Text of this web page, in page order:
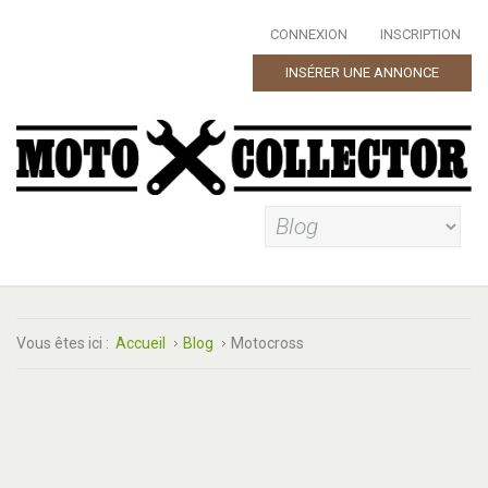
CONNEXION INSCRIPTION
INSÉRER UNE ANNONCE
Vous êtes ici : Accueil Blog Motocross